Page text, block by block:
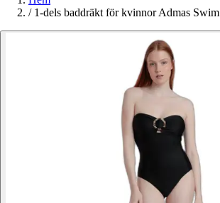
/ 1-dels baddräkt för kvinnor Admas Swim